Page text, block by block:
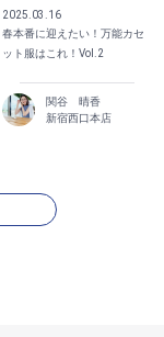
2025.03.16
春本番に迎えたい！万能カセ
ット服はこれ！Vol.2
関谷 晴香
新宿西口本店